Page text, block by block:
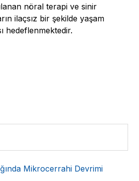
nöral terapi ve sinir
ilaçsız bir şekilde yaşam
hedeflenmektedir.
Mikrocerrahi Devrimi